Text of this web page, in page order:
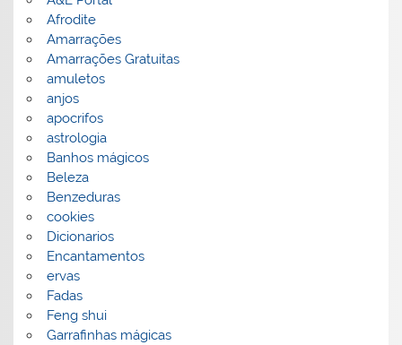
Afrodite
Amarrações
Amarrações Gratuitas
amuletos
anjos
apocrifos
astrologia
Banhos mágicos
Beleza
Benzeduras
cookies
Dicionarios
Encantamentos
ervas
Fadas
Feng shui
Garrafinhas mágicas